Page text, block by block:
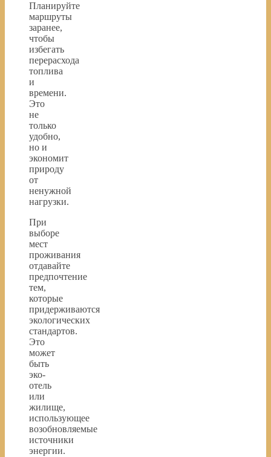
Планируйте
маршруты
заранее,
чтобы
избегать
перерасхода
топлива
и
времени.
Это
не
только
удобно,
но и
экономит
природу
от
ненужной
нагрузки.
При
выборе
мест
проживания
отдавайте
предпочтение
тем,
которые
придерживаются
экологических
стандартов.
Это
может
быть
эко-
отель
или
жилище,
использующее
возобновляемые
источники
энергии.